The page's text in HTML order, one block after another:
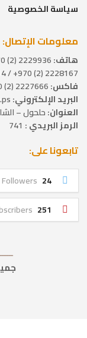
سياسة الخصوصية
معلومات الإتصال:
هاتف:
2228167 (2) 970+ / 2220314 (2) 970+
فاكس:
البريد الإلكتروني:
العنوان:حلحول –
الرمز البريدي :
تابعونا على:
24
Followers
251